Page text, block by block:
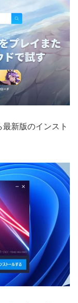
新版のインスト